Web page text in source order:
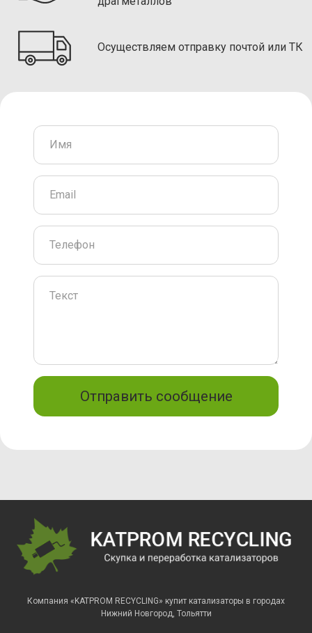
Осуществляем отправку почтой или ТК
Отправить сообщение
Компания «KATPROM RECYCLING» купит катализаторы в городах
Нижний Новгород, Тольятти